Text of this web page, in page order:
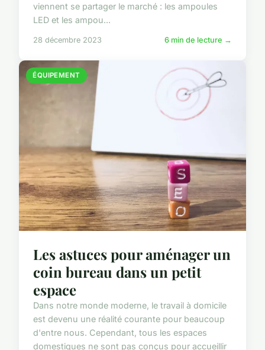
viennent se partager le marché : les ampoules
LED et les ampou...
28 décembre 2023 6 min de lecture →
ÉQUIPEMENT
Les astuces pour aménager un
coin bureau dans un petit
espace
Dans notre monde moderne, le travail à domicile
est devenu une réalité courante pour beaucoup
d'entre nous. Cependant, tous les espaces
domestiques ne sont pas conçus pour accueillir